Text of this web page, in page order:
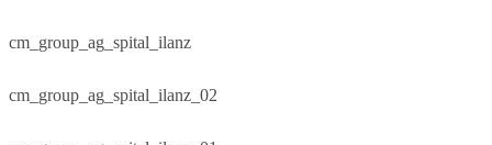
cm_group_ag_spital_ilanz
cm_group_ag_spital_ilanz_02